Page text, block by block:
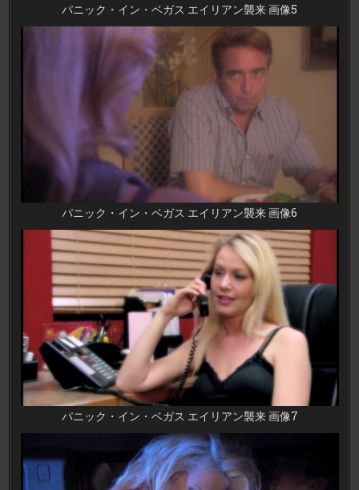
パニック・イン・ベガス エイリアン襲来 画像5
パニック・イン・ベガス エイリアン襲来 画像6
パニック・イン・ベガス エイリアン襲来 画像7